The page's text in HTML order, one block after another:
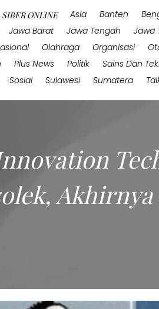
ONLINE Asia Banten
Jawa Barat Jawa Tengah Jawa
Olahraga Organisasi
Plus News Politik Sains Dan
Sosial Sulawesi Sumatera
Akhirnya